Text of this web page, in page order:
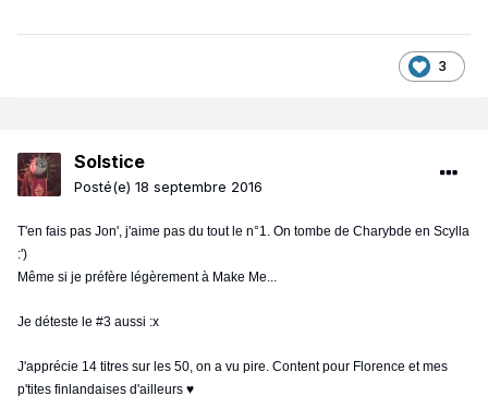
3
Solstice
Posté(e) 18 septembre 2016
T'en fais pas Jon', j'aime pas du tout le n°1. On tombe de Charybde en Scylla
:')
Même si je préfère légèrement à Make Me...
Je déteste le #3 aussi :x
J'apprécie 14 titres sur les 50, on a vu pire. Content pour Florence et mes
p'tites finlandaises d'ailleurs ♥